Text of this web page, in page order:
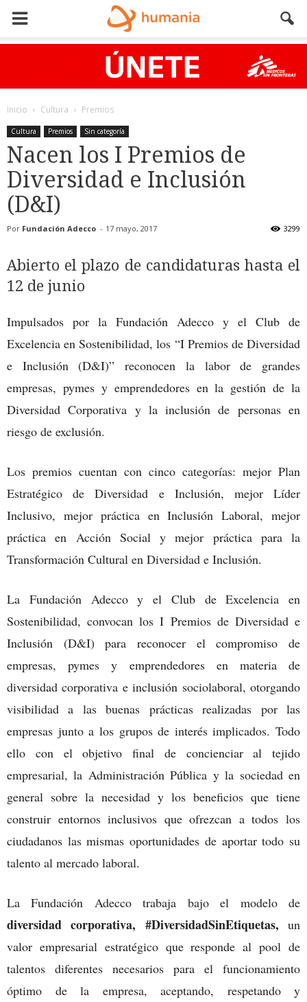
Inicio Cultura Premios
Cultura Premios Sin categoría
Nacen los I Premios de
Diversidad e Inclusión
(D&I)
Por Fundación Adecco - 17 mayo, 2017 3299
Abierto el plazo de candidaturas hasta el
12 de junio
Impulsados por la Fundación Adecco y el Club de
Excelencia en Sostenibilidad, los “I Premios de Diversidad
e Inclusión (D&I)” reconocen la labor de grandes
empresas, pymes y emprendedores en la gestión de la
Diversidad Corporativa y la inclusión de personas en
riesgo de exclusión.
Los premios cuentan con cinco categorías: mejor Plan
Estratégico de Diversidad e Inclusión, mejor Líder
Inclusivo, mejor práctica en Inclusión Laboral, mejor
práctica en Acción Social y mejor práctica para la
Transformación Cultural en Diversidad e Inclusión.
La Fundación Adecco y el Club de Excelencia en
Sostenibilidad, convocan los I Premios de Diversidad e
Inclusión (D&I) para reconocer el compromiso de
empresas, pymes y emprendedores en materia de
diversidad corporativa e inclusión sociolaboral, otorgando
visibilidad a las buenas prácticas realizadas por las
empresas junto a los grupos de interés implicados. Todo
ello con el objetivo final de concienciar al tejido
empresarial, la Administración Pública y la sociedad en
general sobre la necesidad y los beneficios que tiene
construir entornos inclusivos que ofrezcan a todos los
ciudadanos las mismas oportunidades de aportar todo su
talento al mercado laboral.
La Fundación Adecco trabaja bajo el modelo de
diversidad corporativa, #DiversidadSinEtiquetas, un
valor empresarial estratégico que responde al pool de
talentos diferentes necesarios para el funcionamiento
óptimo de la empresa, aceptando, respetando y